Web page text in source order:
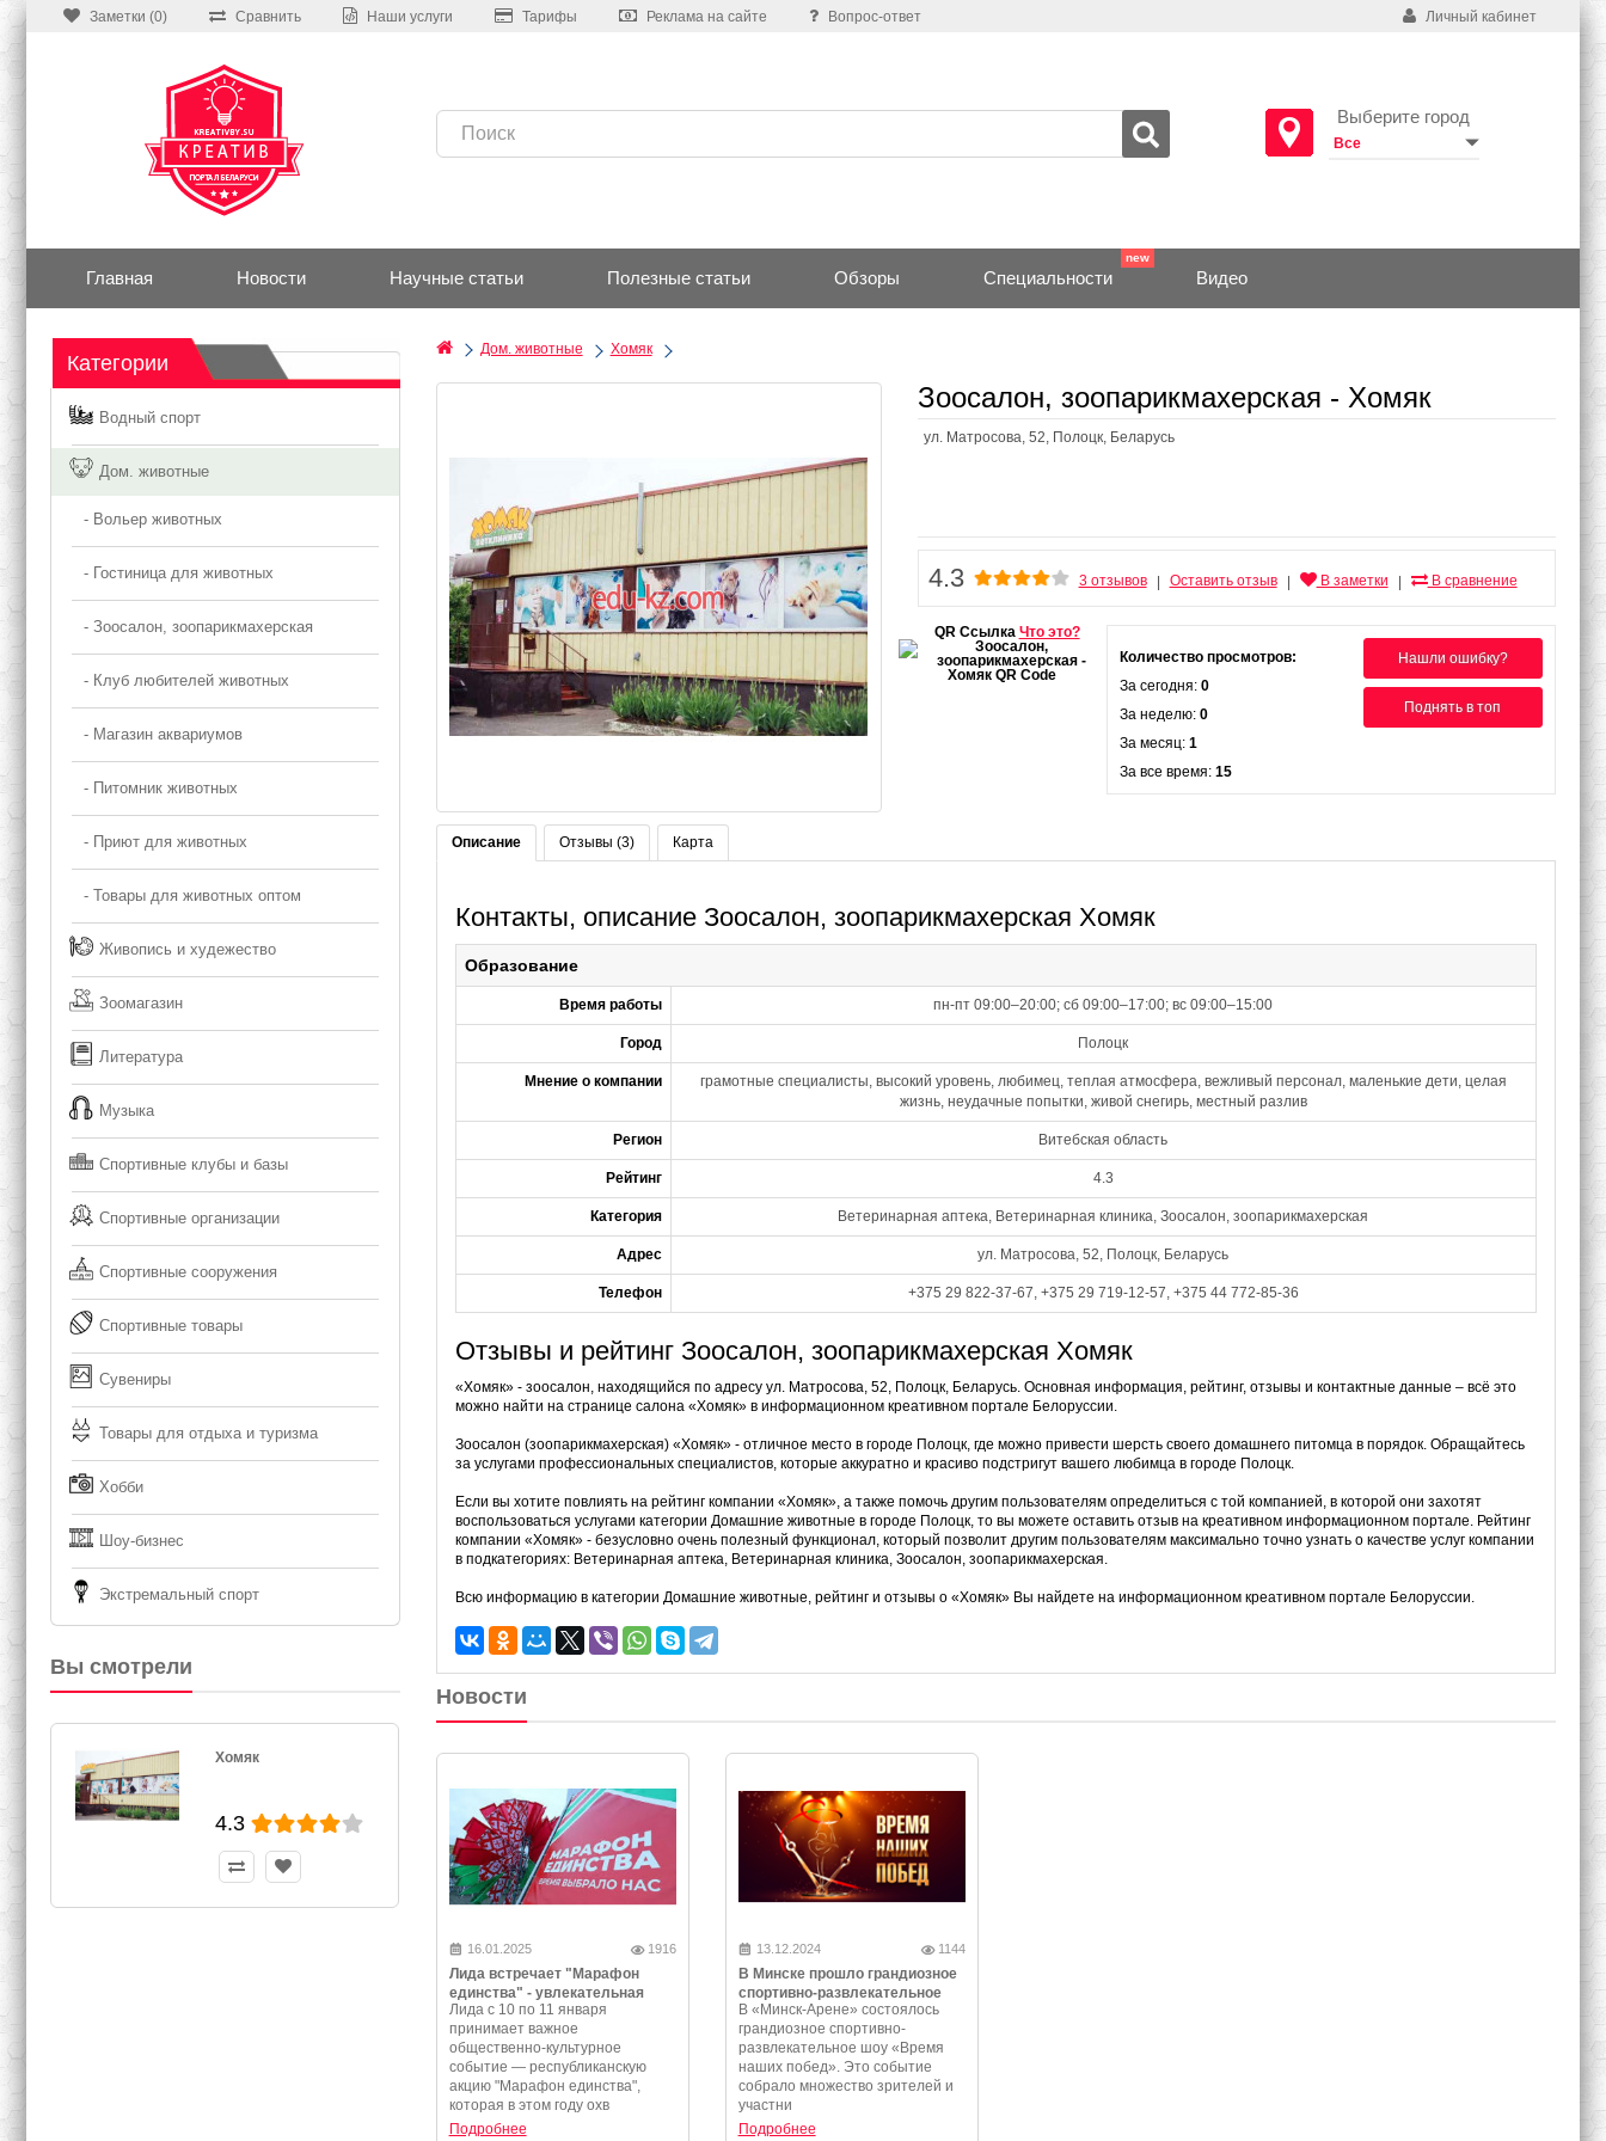
Заметки (0) Сравнить Наши услуги Тарифы Реклама на сайте Вопрос-ответ Личный кабинет
Выберите город
Главная Новости Научные статьи Полезные статьи Обзоры Специальности Видео
Категории
Водный спорт
Дом. животные
- Вольер животных
- Гостиница для животных
- Зоосалон, зоопарикмахерская
- Клуб любителей животных
- Магазин аквариумов
- Питомник животных
- Приют для животных
- Товары для животных оптом
Живопись и худежество
Зоомагазин
Литература
Музыка
Спортивные клубы и базы
Спортивные организации
Спортивные сооружения
Спортивные товары
Сувениры
Товары для отдыха и туризма
Хобби
Шоу-бизнес
Экстремальный спорт
Вы смотрели
Хомяк
4.3
Дом. животные Хомяк
Зоосалон, зоопарикмахерская - Хомяк
ул. Матросова, 52, Полоцк, Беларусь
4.3 3 отзывов Оставить отзыв В заметки В сравнение
QR Ссылка Что это?
Нашли ошибку?
Поднять в топ
Количество просмотров:
За сегодня: 0
За неделю: 0
За месяц: 1
За все время: 15
Описание Отзывы (3) Карта
Контакты, описание Зоосалон, зоопарикмахерская Хомяк
Образование
Время работы пн-пт 09:00–20:00; сб 09:00–17:00; вс 09:00–15:00
Город Полоцк
Мнение о компании
грамотные специалисты, высокий уровень, любимец, теплая атмосфера, вежливый персонал, маленькие дети, целая
жизнь, неудачные попытки, живой снегирь, местный разлив
Регион Витебская область
Рейтинг 4.3
Категория Ветеринарная аптека, Ветеринарная клиника, Зоосалон, зоопарикмахерская
Адрес ул. Матросова, 52, Полоцк, Беларусь
Телефон +375 29 822-37-67, +375 29 719-12-57, +375 44 772-85-36
Отзывы и рейтинг Зоосалон, зоопарикмахерская Хомяк
«Хомяк» - зоосалон, находящийся по адресу ул. Матросова, 52, Полоцк, Беларусь. Основная информация, рейтинг, отзывы и контактные данные – всё это
можно найти на странице салона «Хомяк» в информационном креативном портале Белоруссии.
Зоосалон (зоопарикмахерская) «Хомяк» - отличное место в городе Полоцк, где можно привести шерсть своего домашнего питомца в порядок. Обращайтесь
за услугами профессиональных специалистов, которые аккуратно и красиво подстригут вашего любимца в городе Полоцк.
Если вы хотите повлиять на рейтинг компании «Хомяк», а также помочь другим пользователям определиться с той компанией, в которой они захотят
воспользоваться услугами категории Домашние животные в городе Полоцк, то вы можете оставить отзыв на креативном информационном портале. Рейтинг
компании «Хомяк» - безусловно очень полезный функционал, который позволит другим пользователям максимально точно узнать о качестве услуг компании
в подкатегориях: Ветеринарная аптека, Ветеринарная клиника, Зоосалон, зоопарикмахерская.
Всю информацию в категории Домашние животные, рейтинг и отзывы о «Хомяк» Вы найдете на информационном креативном портале Белоруссии.
Новости
16.01.2025 1916
Лида встречает "Марафон
единства" - увлекательная
программа и незабываемые
события
Лида с 10 по 11 января
принимает важное
общественно-культурное
событие — республиканскую
акцию "Марафон единства",
которая в этом году охв
Подробнее
13.12.2024 1144
В Минске прошло грандиозное
спортивно-развлекательное
шоу «Время наших побед»
В «Минск-Арене» состоялось
грандиозное спортивно-
развлекательное шоу «Время
наших побед». Это событие
собрало множество зрителей и
участни
Подробнее